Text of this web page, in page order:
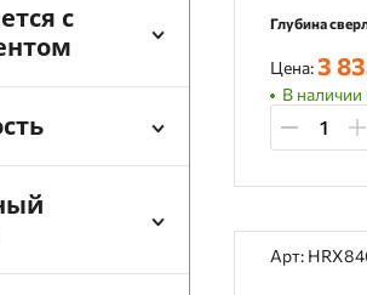
с
Глубина
Цена:3
В наличии
Арт: